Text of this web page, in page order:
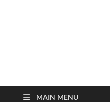
MAIN MENU